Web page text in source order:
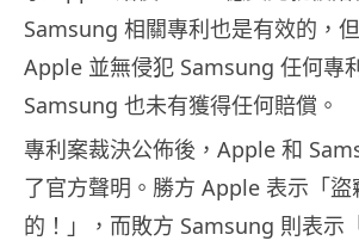
Samsung 相關專利也是有效的，
Apple 並無侵犯 Samsung 任何專
Samsung 也未有獲得任何賠償。
專利案裁決公佈後，Apple 和
了官方聲明。勝方 Apple 表示「盜
的！」，而敗方 Samsung 則表示